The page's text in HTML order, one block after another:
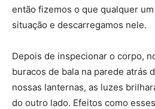
então fizemos o que qualquer
situação e descarregamos nele.
Depois de inspecionar o corpo,
buracos de bala na parede atrás
nossas lanternas, as luzes
do outro lado. Efeitos como